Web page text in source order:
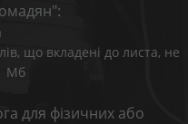
що вкладені до листа, не
Мб
для фізичних або